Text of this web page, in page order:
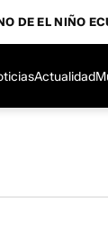
DE EL NIÑO
Actualidad